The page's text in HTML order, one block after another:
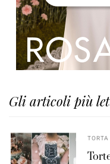
Gli articoli più